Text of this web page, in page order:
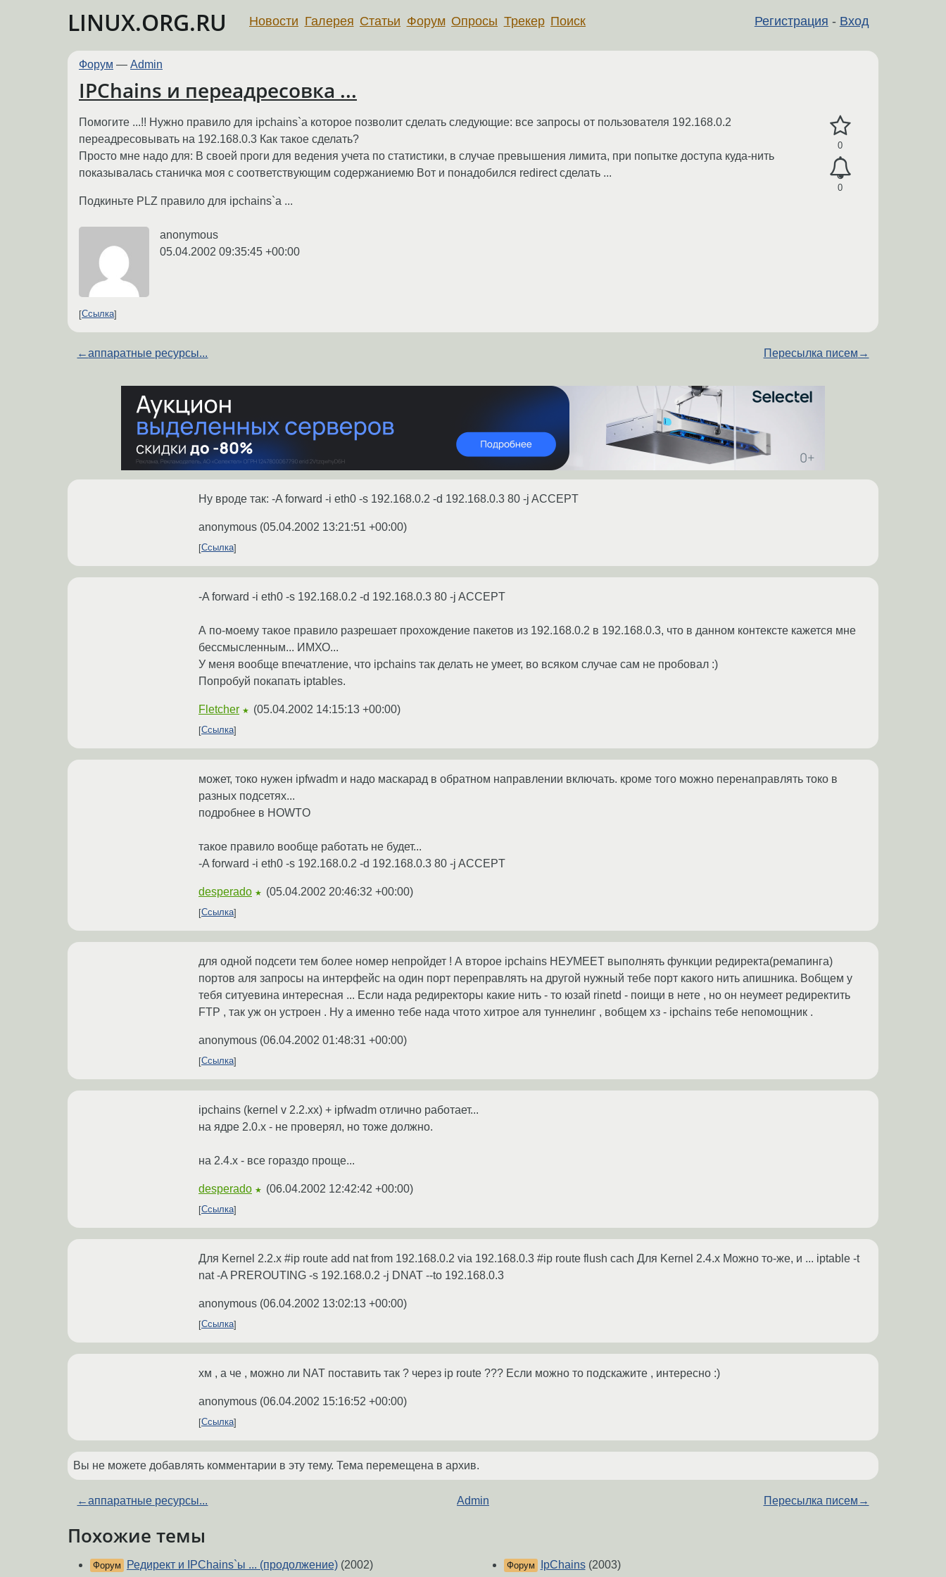
LINUX.ORG.RU Регистрация - Вход
Новости Галерея Статьи Форум Опросы Трекер Поиск
Форум — Admin
IPChains и переадресовка ...
0
0
Помогите ...!! Нужно правило для ipchains`а которое позволит сделать следующие: все запросы от пользователя 192.168.0.2
переадресовывать на 192.168.0.3 Как такое сделать?
Просто мне надо для: В своей проги для ведения учета по статистики, в случае превышения лимита, при попытке доступа куда-нить
показывалась станичка моя с соответствующим содержаниемю Вот и понадобился redirect сделать ...
Подкиньте PLZ правило для ipchains`а ...
anonymous
05.04.2002 09:35:45 +00:00
Ссылка
←аппаратные ресурсы... Пересылка писем →
Ну вроде так: -A forward -i eth0 -s 192.168.0.2 -d 192.168.0.3 80 -j ACCEPT
anonymous (05.04.2002 13:21:51 +00:00)
Ссылка
-A forward -i eth0 -s 192.168.0.2 -d 192.168.0.3 80 -j ACCEPT
А по-моему такое правило разрешает прохождение пакетов из 192.168.0.2 в 192.168.0.3, что в данном контексте кажется мне
бессмысленным... ИМХО...
У меня вообще впечатление, что ipchains так делать не умеет, во всяком случае сам не пробовал :)
Попробуй покапать iptables.
Fletcher ★ (05.04.2002 14:15:13 +00:00)
Ссылка
может, токо нужен ipfwadm и надо маскарад в обратном направлении включать. кроме того можно перенаправлять токо в
разных подсетях...
подробнее в HOWTO
такое правило вообще работать не будет...
-A forward -i eth0 -s 192.168.0.2 -d 192.168.0.3 80 -j ACCEPT
desperado ★ (05.04.2002 20:46:32 +00:00)
Ссылка
для одной подсети тем более номер непройдет ! А второе ipchains НЕУМЕЕТ выполнять функции редиректа(ремапинга)
портов аля запросы на интерфейс на один порт переправлять на другой нужный тебе порт какого нить апишника. Вобщем у
тебя ситуевина интересная ... Если нада редиректоры какие нить - то юзай rinetd - поищи в нете , но он неумеет редиректить
FTP , так уж он устроен . Ну а именно тебе нада чтото хитрое аля туннелинг , вобщем хз - ipchains тебе непомощник .
anonymous (06.04.2002 01:48:31 +00:00)
Ссылка
ipchains (kernel v 2.2.xx) + ipfwadm отлично работает...
на ядре 2.0.х - не проверял, но тоже должно.
на 2.4.х - все гораздо проще...
desperado ★ (06.04.2002 12:42:42 +00:00)
Ссылка
Для Kernel 2.2.x #ip route add nat from 192.168.0.2 via 192.168.0.3 #ip route flush cach Для Kernel 2.4.x Можно то-же, и ... iptable -t
nat -A PREROUTING -s 192.168.0.2 -j DNAT --to 192.168.0.3
anonymous (06.04.2002 13:02:13 +00:00)
Ссылка
хм , а че , можно ли NAT поставить так ? через ip route ??? Если можно то подскажите , интересно :)
anonymous (06.04.2002 15:16:52 +00:00)
Ссылка
Вы не можете добавлять комментарии в эту тему. Тема перемещена в архив.
←аппаратные ресурсы... Admin Пересылка писем →
Похожие темы
Форум Редирект и IPChains`ы ... (продолжение) (2002) Форум IpChains(2003)